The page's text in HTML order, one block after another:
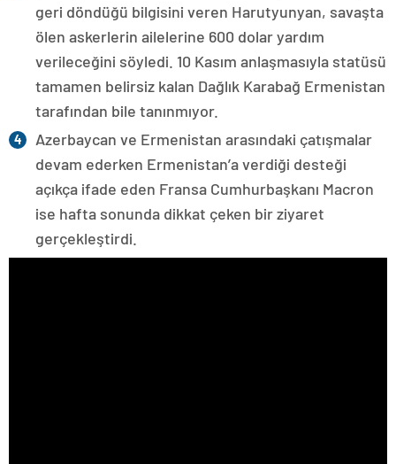
geri döndüğü bilgisini veren Harutyunyan, savaşta
ölen askerlerin ailelerine 600 dolar yardım
verileceğini söyledi. 10 Kasım anlaşmasıyla statüsü
tamamen belirsiz kalan Dağlık Karabağ Ermenistan
tarafından bile tanınmıyor.
Azerbaycan ve Ermenistan arasındaki çatışmalar
devam ederken Ermenistan’a verdiği desteği
açıkça ifade eden Fransa Cumhurbaşkanı Macron
ise hafta sonunda dikkat çeken bir ziyaret
gerçekleştirdi.